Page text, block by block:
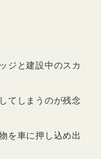
ジと建設中のスカ
てしまうのが残念
を車に押し込め出